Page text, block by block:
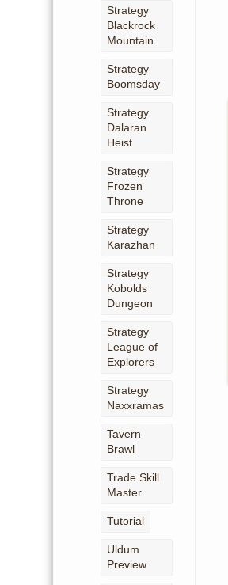
Strategy
Blackrock
Mountain
Strategy
Boomsday
Strategy
Dalaran
Heist
Strategy
Frozen
Throne
Strategy
Karazhan
Strategy
Kobolds
Dungeon
Strategy
League of
Explorers
Strategy
Naxxramas
Tavern
Brawl
Trade Skill
Master
Tutorial
Uldum
Preview